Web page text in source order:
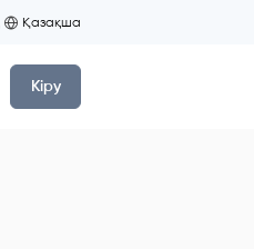
Қазақша
Кіру